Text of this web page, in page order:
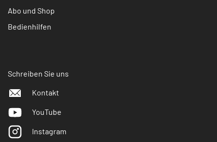
Abo und Shop
Bedienhilfen
Schreiben Sie uns
Kontakt
YouTube
Instagram